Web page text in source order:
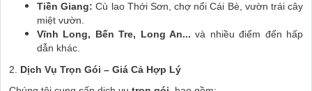
Tiền Giang: Cù lao Thới Sơn, chợ nổi Cái Bè, vườn trái cây
miệt vườn.
Vĩnh Long, Bến Tre, Long An... và nhiều điểm đến hấp
dẫn khác.
2. Dịch Vụ Trọn Gói – Giá Cả Hợp Lý